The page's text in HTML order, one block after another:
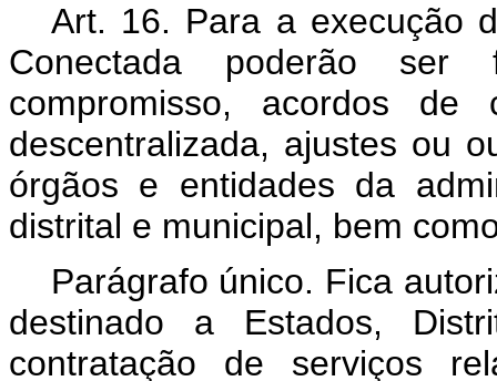
Art. 16. Para a execução
Conectada poderão ser
compromisso, acordos de
descentralizada, ajustes ou
órgãos e entidades da
distrital e municipal, bem
Parágrafo único. Fica
destinado a Estados,
contratação de serviços